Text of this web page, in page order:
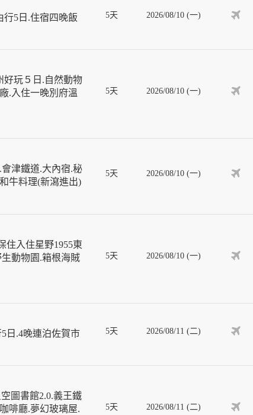
行5日.住宿四晚飯
5天 2026/08/10 (一)
好玩５日.自然動物
.入住一晚別府溫
5天 2026/08/10 (一)
會津鐵道.大內宿.秘
牛料理(新瀉進出)
5天 2026/08/10 (一)
住入住星野1955東
動物園.箱根海賊
5天 2026/08/10 (一)
日.4晚連泊佐賀市
5天 2026/08/11 (二)
圖書館2.0.義王鐵
啡廳.夢幻玻璃屋.
5天 2026/08/11 (二)